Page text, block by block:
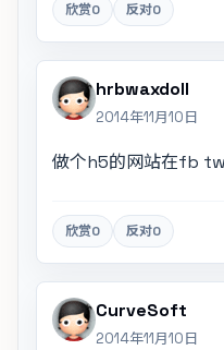
欣赏0 反对0
hrbwaxdoll
2014年11月10日
做个h5的网站在fb
欣赏0 反对0
CurveSoft
2014年11月10日